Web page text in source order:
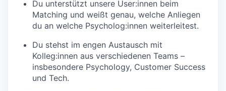
Du unterstützt unsere User:innen beim
Matching und weißt genau, welche Anliegen
du an welche Psycholog:innen weiterleitest.
Du stehst im engen Austausch mit
Kolleg:innen aus verschiedenen Teams –
insbesondere Psychology, Customer Success
und Tech.